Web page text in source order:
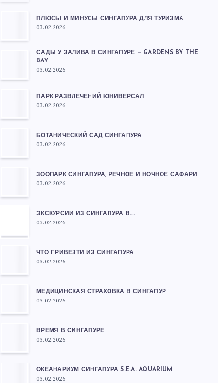
ПЛЮСЫ И МИНУСЫ СИНГАПУРА ДЛЯ ТУРИЗМА
03.02.2026
САДЫ У ЗАЛИВА В СИНГАПУРЕ — GARDENS BY THE
BAY
03.02.2026
ПАРК РАЗВЛЕЧЕНИЙ ЮНИВЕРСАЛ
03.02.2026
БОТАНИЧЕСКИЙ САД СИНГАПУРА
03.02.2026
ЗООПАРК СИНГАПУРА, РЕЧНОЕ И НОЧНОЕ САФАРИ
03.02.2026
ЭКСКУРСИИ ИЗ СИНГАПУРА В….
03.02.2026
ЧТО ПРИВЕЗТИ ИЗ СИНГАПУРА
03.02.2026
МЕДИЦИНСКАЯ СТРАХОВКА В СИНГАПУР
03.02.2026
ВРЕМЯ В СИНГАПУРЕ
03.02.2026
ОКЕАНАРИУМ СИНГАПУРА S.E.A. AQUARIUM
03.02.2026